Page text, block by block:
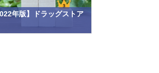
年版】ドラッグストア